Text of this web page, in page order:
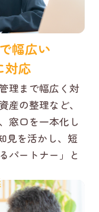
幅広い
対応
理まで幅広く対
の整理など、
窓口を一本化し
見を活かし、短
パートナー」と